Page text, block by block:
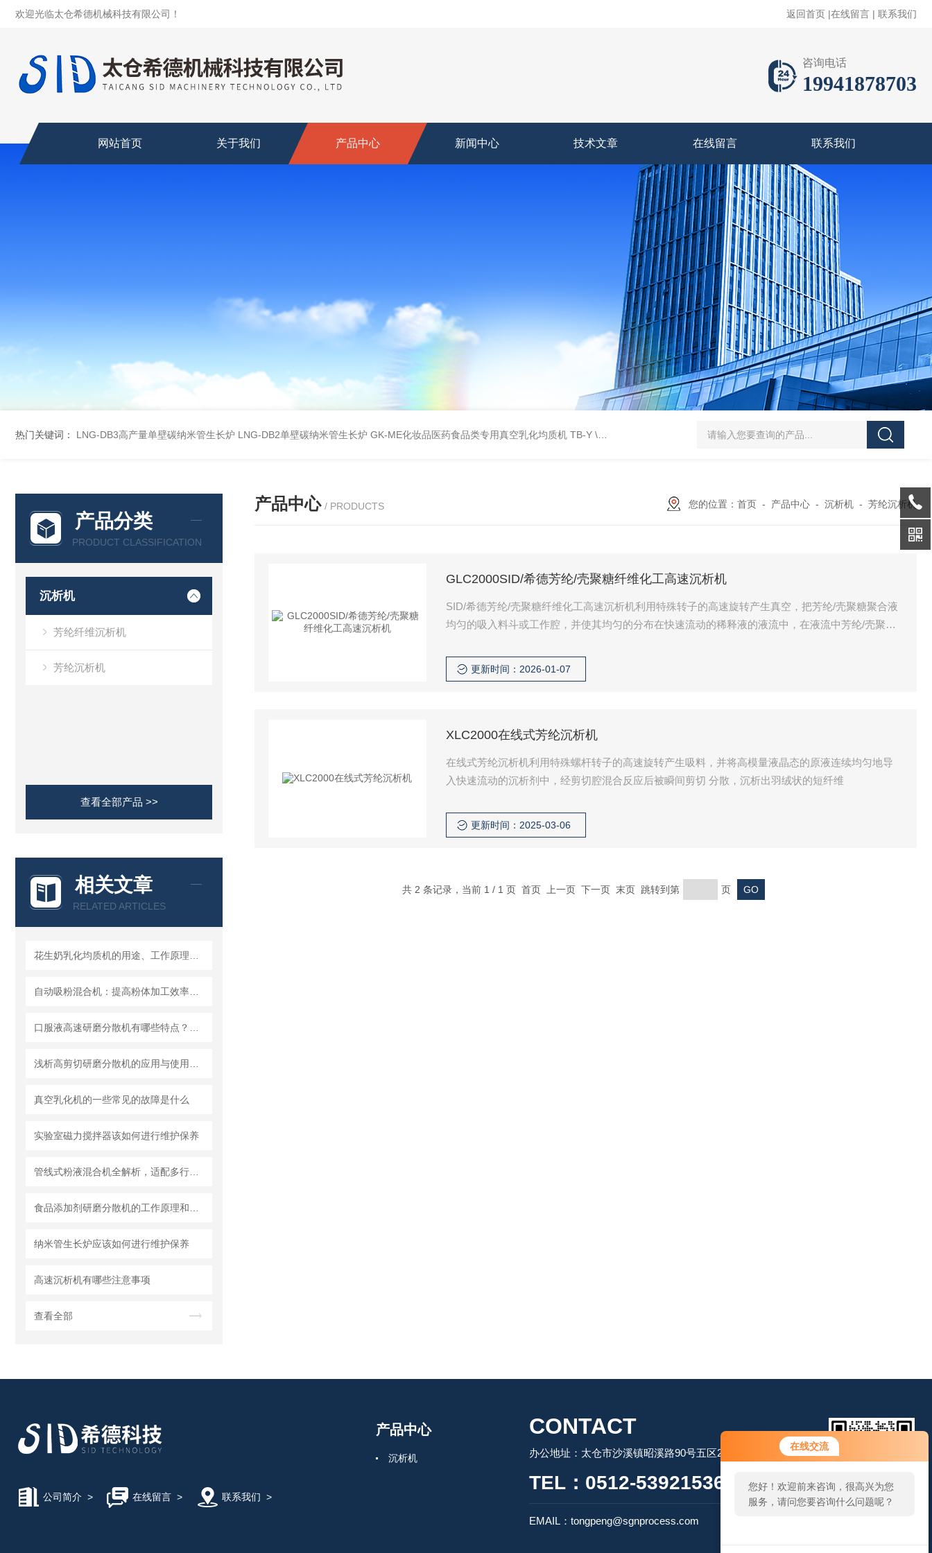
在线交流
您好！欢迎前来咨询，很高兴为您
服务，请问您要咨询什么问题呢？
欢迎光临太仓希德机械科技有限公司！ 返回首页 |在线留言 | 联系我们
咨询电话
19941878703
网站首页 关于我们 产品中心 新闻中心 技术文章 在线留言 联系我们
热门关键词： LNG-DB3高产量单壁碳纳米管生长炉 LNG-DB2单壁碳纳米管生长炉 GK-ME化妆品医药食品类专用真空乳化均质机 TB-Y \TB-SSID全自动圆瓶罐贴标机 SJMFSID/希德 鸡骨泥湿法粉碎胶体磨 超细粉
产品分类
PRODUCT CLASSIFICATION
沉析机
芳纶纤维沉析机
芳纶沉析机
查看全部产品 >>
相关文章
RELATED ARTICLES
真空乳化机的一些常见的故障是什么
实验室磁力搅拌器该如何进行维护保养
纳米管生长炉应该如何进行维护保养
高速沉析机有哪些注意事项
查看全部
产品中心 / PRODUCTS 您的位置： 首页 - 产品中心 - 沉析机 - 芳纶沉析机
GLC2000SID/希德芳纶/壳聚糖纤维化工高速沉析机
SID/希德芳纶/壳聚糖纤维化工高速沉析机利用特殊转子的高速旋转产生真空，把芳纶/壳聚糖聚合液
均匀的吸入料斗或工作腔，并使其均匀的分布在快速流动的稀释液的液流中，在液流中芳纶/壳聚糖
更新时间：2026-01-07
XLC2000在线式芳纶沉析机
在线式芳纶沉析机利用特殊螺杆转子的高速旋转产生吸料，并将高模量液晶态的原液连续均匀地导
入快速流动的沉析剂中，经剪切腔混合反应后被瞬间剪切 分散，沉析出羽绒状的短纤维
更新时间：2025-03-06
共 2 条记录，当前 1 / 1 页 首页 上一页 下一页 末页 跳转到第 页
公司简介 > 在线留言> 联系我们 >
产品中心
沉析机
CONTACT
办公地址：太仓市沙溪镇昭溪路90号五区2幢2层
TEL：0512-53921536
EMAIL：tongpeng@sgnprocess.com